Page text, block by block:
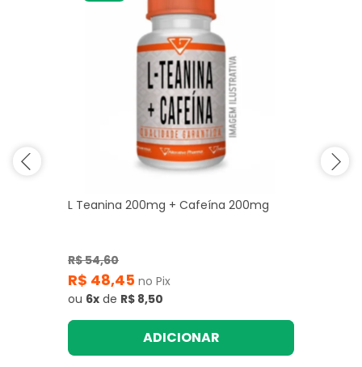
L Teanina 200mg + Cafeína 200mg
R$ 54,60
R$ 48,45 no Pix
ou 6x de R$ 8,50
ADICIONAR